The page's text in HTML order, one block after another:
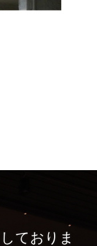
ておりま